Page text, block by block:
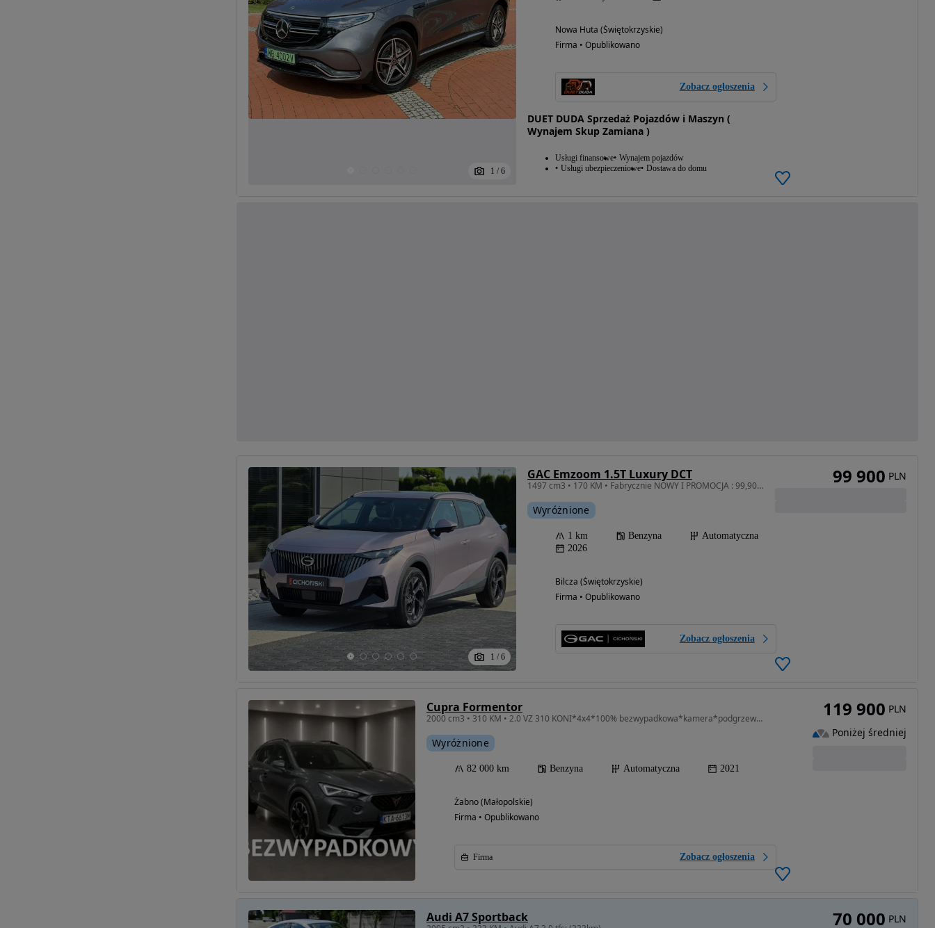
1 / 6
Nowa Huta (Świętokrzyskie)
Firma • Opublikowano
Zobacz ogłoszenia
DUET DUDA Sprzedaż Pojazdów i Maszyn (
Wynajem Skup Zamiana )
Usługi finansowe Wynajem pojazdów
Usługi ubezpieczeniowe Dostawa do domu
1 / 6
GAC Emzoom 1.5T Luxury DCT
1497 cm3 • 170 KM • Fabrycznie NOWY I PROMOCJA : 99,900 Brutto I Tylko do Końca Sierpnia
Wyróżnione
1 km Benzyna
Automatyczna
2026
Bilcza (Świętokrzyskie)
Firma • Opublikowano
Zobacz ogłoszenia
99 900 PLN
Cupra Formentor
2000 cm3 • 310 KM • 2.0 VZ 310 KONI*4x4*100% bezwypadkowa*kamera*podgrzewana kierownica*
Wyróżnione
82 000 km Benzyna Automatyczna 2021
Żabno (Małopolskie)
Firma • Opublikowano
Firma Zobacz ogłoszenia
119 900 PLN
Poniżej średniej
Audi A7 Sportback 70 000 PLN